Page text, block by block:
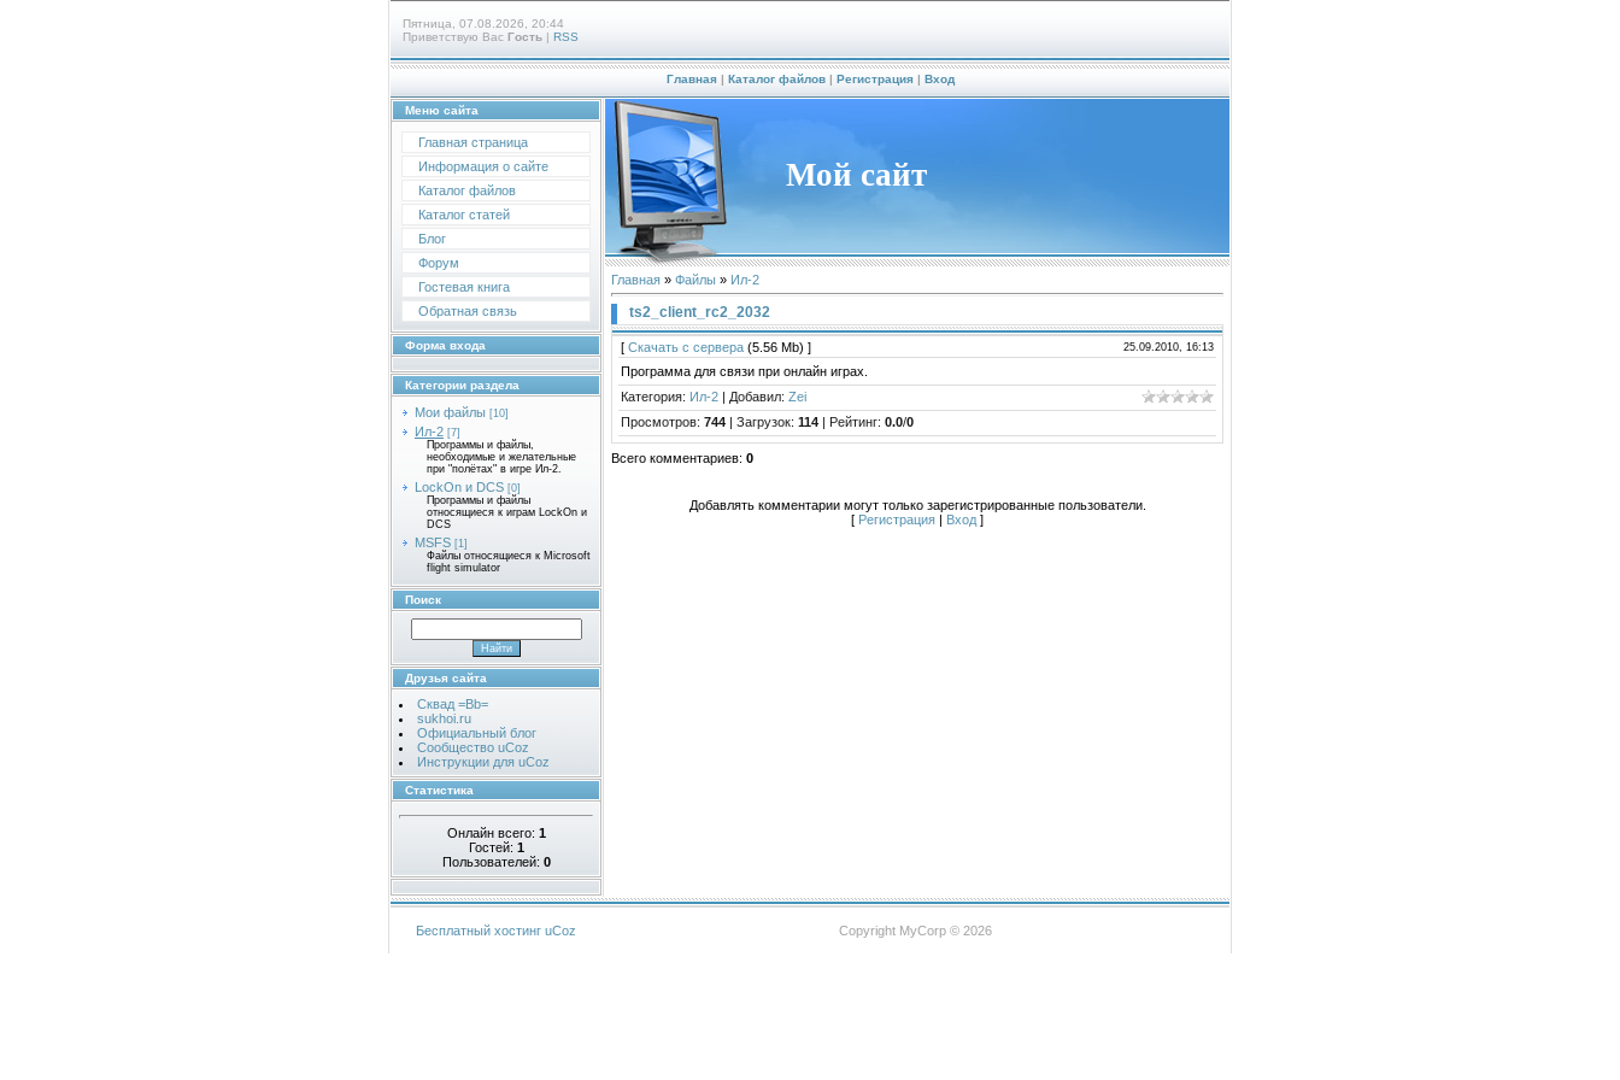
Пятница, 07.08.2026, 20:44
Приветствую Вас Гость | RSS
Главная| Каталог файлов| Регистрация| Вход
Меню сайта
Главная страница
Информация о сайте
Каталог файлов
Каталог статей
Блог
Форум
Гостевая книга
Обратная связь
Форма входа
Категории раздела
Мои файлы [10]
Ил-2 [7]
Программы и файлы,
необходимые и желательные
при "полётах" в игре Ил-2.
LockOn и DCS [0]
Программы и файлы
относящиеся к играм LockOn и
DCS
MSFS [1]
Файлы относящиеся к Microsoft
flight simulator
Поиск
Друзья сайта
Сквад =Bb=
sukhoi.ru
Официальный блог
Сообщество uCoz
Инструкции для uCoz
Статистика
Онлайн всего: 1
Гостей: 1
Пользователей: 0
Мой сайт
Главная » Файлы » Ил-2
ts2_client_rc2_2032
[ Скачать с сервера (5.56 Mb) ] 25.09.2010, 16:13
Программа для связи при онлайн играх.
Категория: Ил-2 | Добавил: Zei
Просмотров: 744 | Загрузок: 114 | Рейтинг: 0.0/0
Всего комментариев: 0
Добавлять комментарии могут только зарегистрированные пользователи.
[ Регистрация | Вход ]
Бесплатный хостинг uCoz Copyright MyCorp © 2026